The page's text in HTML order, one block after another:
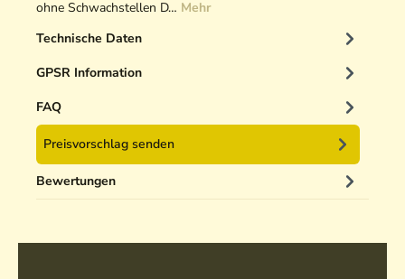
ohne Schwachstellen D… Mehr
Technische Daten
GPSR Information
FAQ
Preisvorschlag senden
Bewertungen